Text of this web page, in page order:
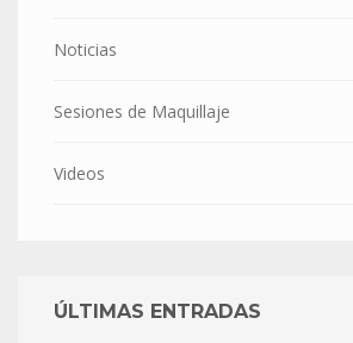
Noticias
Sesiones de Maquillaje
Videos
ÚLTIMAS ENTRADAS